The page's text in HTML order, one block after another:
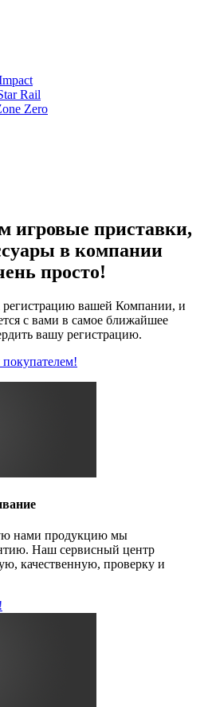
Rail
Zero
игровые приставки,
в компании
просто!
регистрацию вашей Компании, и
с вами в самое ближайшее
вашу регистрацию.
нами продукцию мы
Наш сервисный центр
качественную, проверку и